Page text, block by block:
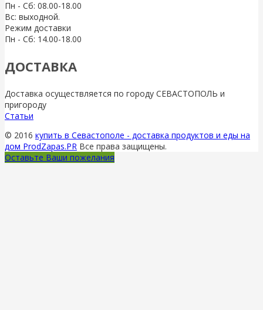
Пн - Сб: 08.00-18.00
Вс: выходной.
Режим доставки
Пн - Сб: 14.00-18.00
ДОСТАВКА
Доставка осуществляется по городу СЕВАСТОПОЛЬ и
пригороду
Статьи
© 2016 купить в Севастополе - доставка продуктов и еды на
дом ProdZapas.PR Все права защищены.
Оставьте Ваши пожелания